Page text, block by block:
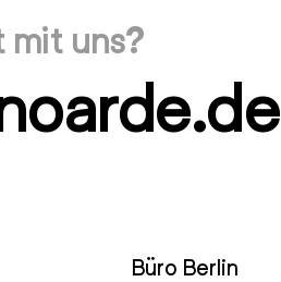
mit uns?
Büro Berlin